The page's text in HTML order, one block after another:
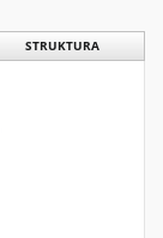
STRUKTURA